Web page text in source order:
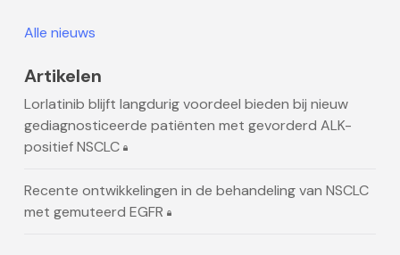
Alle nieuws
Artikelen
Lorlatinib blijft langdurig voordeel bieden bij nieuw
gediagnosticeerde patiënten met gevorderd ALK-
positief NSCLC
Recente ontwikkelingen in de behandeling van NSCLC
met gemuteerd EGFR